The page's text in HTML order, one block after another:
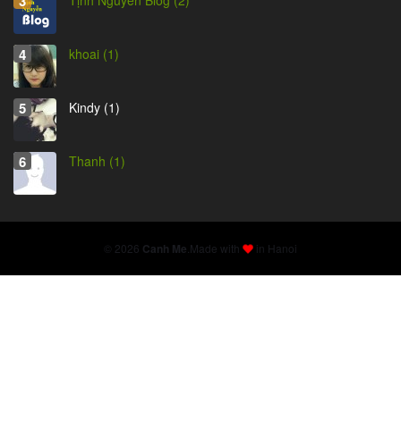
khoai (1)
Kindy (1)
Thanh (1)
© 2026 Canh Me Made with in Hanoi